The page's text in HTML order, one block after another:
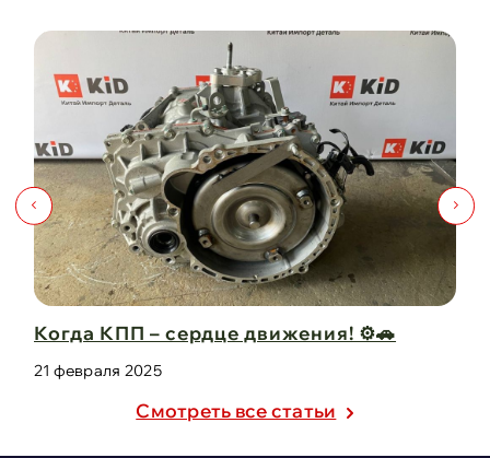
⚙️🚗
Капот для Changan UNI-V
Cмотреть все статьи